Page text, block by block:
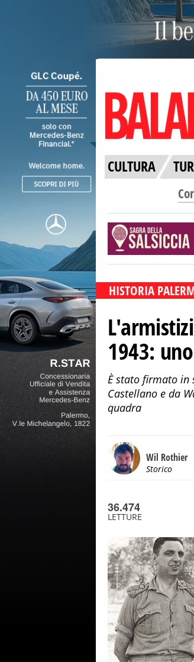
CULTURA
HISTORIA
1943:
È stato firmato in
Castellano e da
quadra
Wil Rothier
Storico
36.474
LETTURE